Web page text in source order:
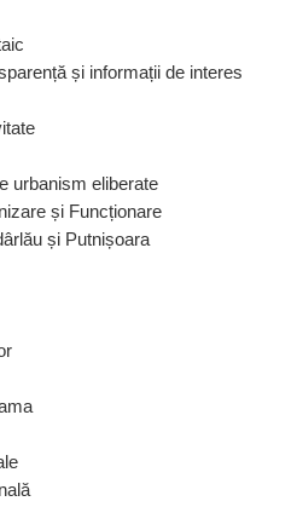
și informații de interes
urbanism eliberate
și Funcționare
și Putnișoara